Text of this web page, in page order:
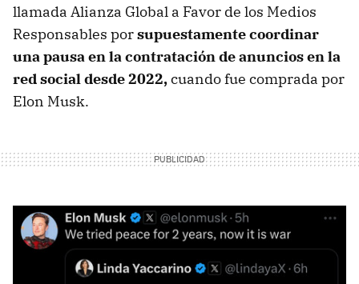
llamada Alianza Global a Favor de los Medios
Responsables porsupuestamente coordinar
una pausa en la contratación de anuncios en la
red social desde 2022,cuando fue comprada por
Elon Musk.